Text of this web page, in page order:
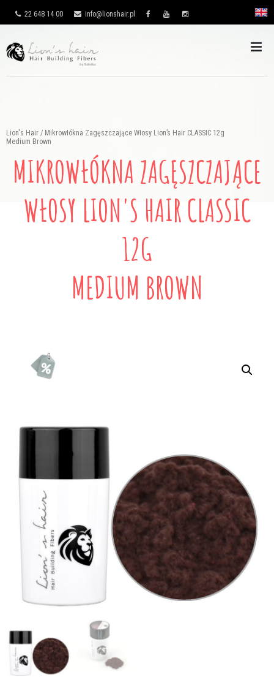
22 648 14 00 info@lionshair.pl
Lion's Hair / Mikrowłókna Zagęszczające Włosy Lion’s Hair CLASSIC 12g
Medium Brown
MIKROWŁÓKNA ZAGĘSZCZAJĄCE
WŁOSY LION'S HAIR CLASSIC
12G
MEDIUM BROWN